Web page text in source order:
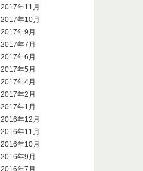
2017年11月
2017年10月
2017年9月
2017年7月
2017年6月
2017年5月
2017年4月
2017年2月
2017年1月
2016年12月
2016年11月
2016年10月
2016年9月
2016年7月